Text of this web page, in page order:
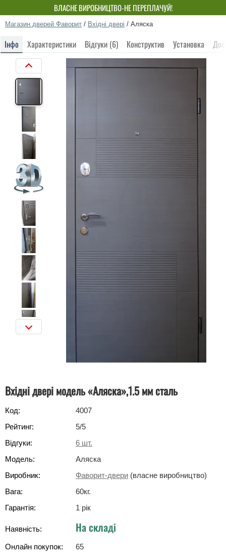
ВЛАСНЕ ВИРОБНИЦТВО-НЕ ПЕРЕПЛАЧУЙ!
Магазин дверей Фаворит / Вхідні двері / Аляска
Інфо Характеристики Відгуки (6) Конструктив Установка
Вхідні двері модель «Аляска»,1.5 мм сталь
Код:
4007
Рейтинг:
5/5
Відгуки:
6 шт.
Модель:
Аляска
Виробник:
Фаворит-двери (власне виробництво)
Вага:
60кг.
Гарантія:
1 рік
Наявність: На складі
Онлайн покупок: 65